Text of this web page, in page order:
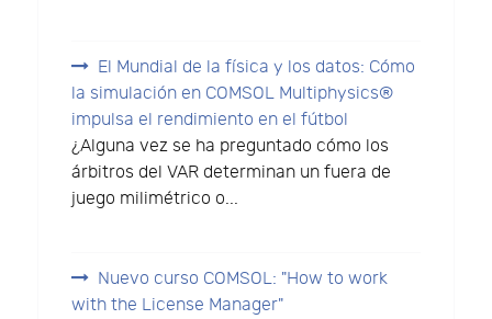
El Mundial de la física y los datos: Cómo
la simulación en COMSOL Multiphysics®
impulsa el rendimiento en el fútbol
¿Alguna vez se ha preguntado cómo los
árbitros del VAR determinan un fuera de
juego milimétrico o...
Nuevo curso COMSOL: "How to work
with the License Manager"